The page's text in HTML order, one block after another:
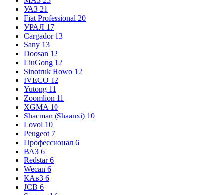
УАЗ 21
Fiat Professional 20
УРАЛ 17
Cargador 13
Sany 13
Doosan 12
LiuGong 12
Sinotruk Howo 12
IVECO 12
Yutong 11
Zoomlion 11
XGMA 10
Shacman (Shaanxi) 10
Lovol 10
Peugeot 7
Профессионал 6
ВАЗ 6
Redstar 6
Wecan 6
КАвЗ 6
JCB 6